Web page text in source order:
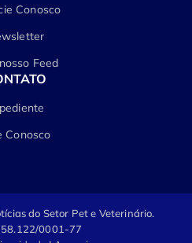
Conosco
Feed
Conosco
do Setor Pet e Veterinário.
0001-77